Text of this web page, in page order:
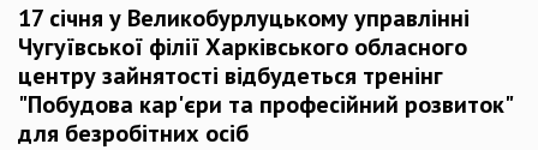
17 січня у Великобурлуцькому управлінні
Чугуївської філії Харківського обласного
центру зайнятості відбудеться тренінг
"Побудова кар'єри та професійний розвиток"
для безробітних осіб